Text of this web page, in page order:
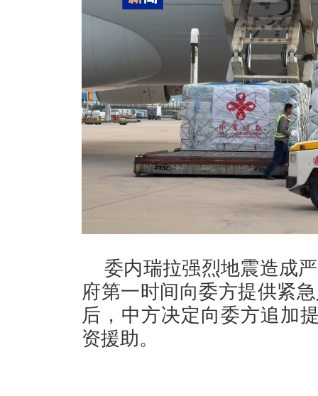
委内瑞拉强烈地震造成
府第一时间向委方提供紧
后，中方决定向委方追加
资援助。